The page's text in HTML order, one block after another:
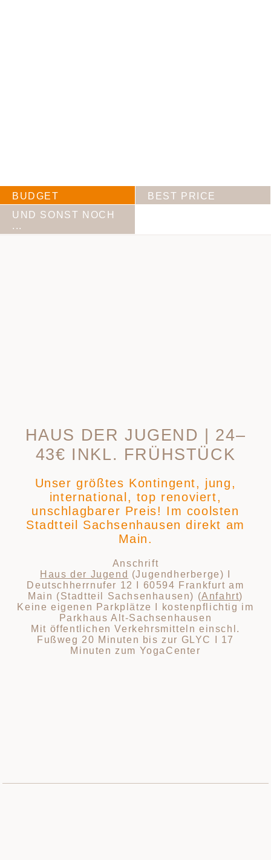
BUDGET
BEST PRICE
UND SONST NOCH
...
HAUS DER JUGEND | 24–
43€ INKL. FRÜHSTÜCK
Unser größtes Kontingent, jung,
international, top renoviert,
unschlagbarer Preis! Im coolsten
Stadtteil Sachsenhausen direkt am
Main.
Anschrift
Haus der Jugend (Jugendherberge) I
Deutschherrnufer 12 I 60594 Frankfurt am
Main (Stadtteil Sachsenhausen) (Anfahrt)
Keine eigenen Parkplätze I kostenpflichtig im
Parkhaus Alt-Sachsenhausen
Mit öffentlichen Verkehrsmitteln einschl.
Fußweg 20 Minuten bis zur GLYC I 17
Minuten zum YogaCenter